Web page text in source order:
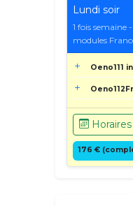
Lundi soir
1 fois semaine
modules
Oeno111
Horaires
176 €